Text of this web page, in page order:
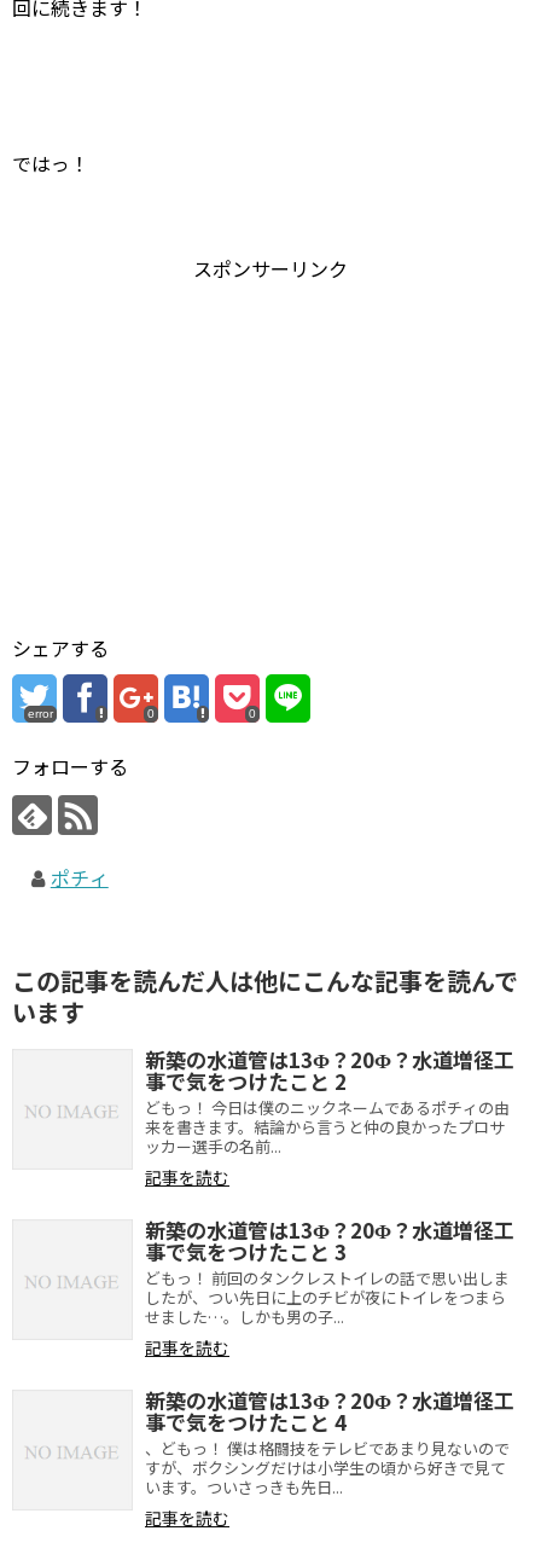
回に続きます！
ではっ！
スポンサーリンク
シェアする
error 0 0
フォローする
ポチィ
この記事を読んだ人は他にこんな記事を読んで
います
新築の水道管は13Φ？20Φ？水道増径工
事で気をつけたこと 2
どもっ！ 今日は僕のニックネームであるポチィの由
来を書きます。結論から言うと仲の良かったプロサ
ッカー選手の名前...
記事を読む
新築の水道管は13Φ？20Φ？水道増径工
事で気をつけたこと 3
どもっ！ 前回のタンクレストイレの話で思い出しま
したが、つい先日に上のチビが夜にトイレをつまら
せました…。しかも男の子...
記事を読む
新築の水道管は13Φ？20Φ？水道増径工
事で気をつけたこと 4
、どもっ！ 僕は格闘技をテレビであまり見ないので
すが、ボクシングだけは小学生の頃から好きで見て
います。ついさっきも先日...
記事を読む